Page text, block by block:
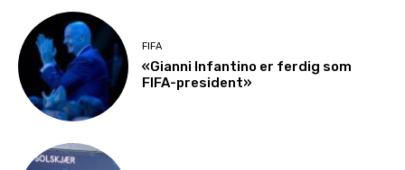
FIFA
«Gianni Infantino er ferdig som
FIFA-president»